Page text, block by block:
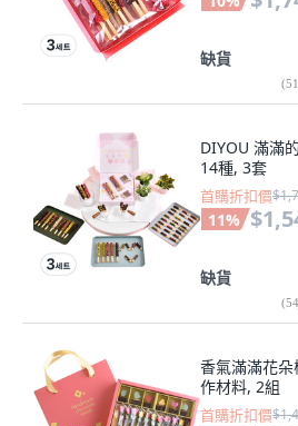
缺貨
(51
DIYOU 滿滿
14種, 3套
首購折扣價
11%
缺貨
(54
香氣滿滿花
作材料, 2組
首購折扣價